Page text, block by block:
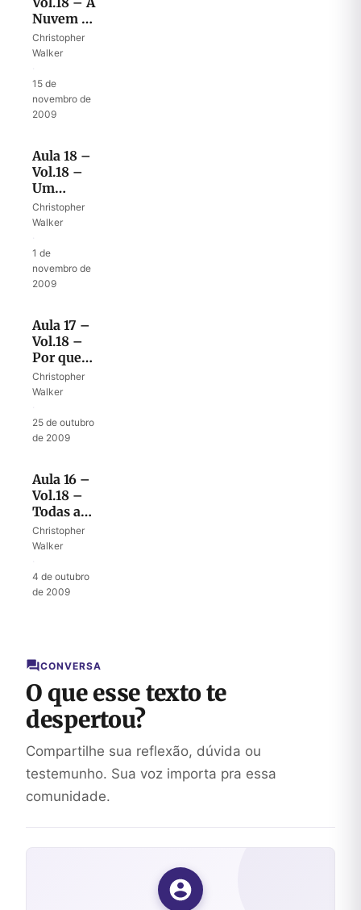
Nuvem e
o Fogo na
Casa de
Christopher
Walker
15 de
novembro de
2009
Aula 18 –
Vol.18 –
Um
coração
totalmente
Senhor
Christopher
Walker
1 de
novembro de
2009
Aula 17 –
Vol.18 –
Por que
Jesus não
voltou
Christopher
Walker
25 de outubro
de 2009
Aula 16 –
Vol.18 –
Todas as
promessas
foram
Christopher
Walker
4 de outubro
de 2009
CONVERSA
O que esse texto te
despertou?
Compartilhe sua reflexão, dúvida ou
testemunho. Sua voz importa pra essa
comunidade.